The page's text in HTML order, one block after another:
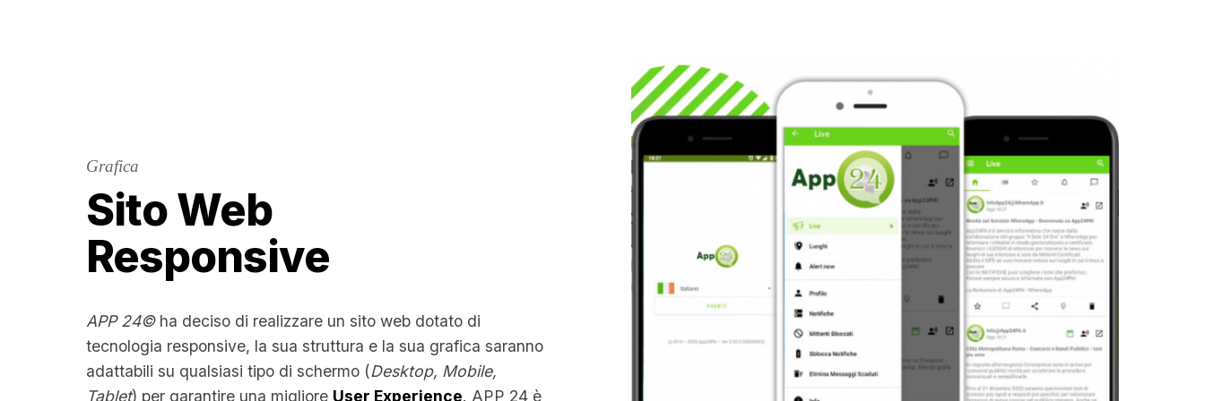
Grafica
Sito Web
Responsive
APP 24©ha deciso di realizzare un sito web dotato di
tecnologia responsive, la sua struttura e la sua grafica saranno
adattabili su qualsiasi tipo di schermo (Desktop, Mobile,
Tablet) per garantire una migliore User Experience. APP 24 è